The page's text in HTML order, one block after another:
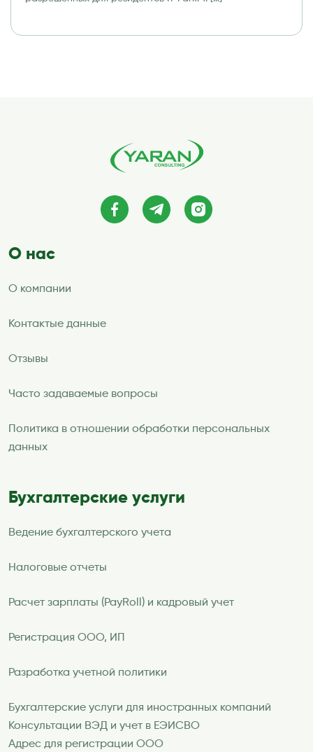
О нас
О компании
Контактые данные
Отзывы
Часто задаваемые вопросы
Политика в отношении обработки персональных
данных
Бухгалтерские услуги
Ведение бухгалтерского учета
Налоговые отчеты
Расчет зарплаты (PayRoll) и кадровый учет
Регистрация ООО, ИП
Разработка учетной политики
Бухгалтерские услуги для иностранных компаний
Консультации ВЭД и учет в ЕЭИСВО
Адрес для регистрации ООО